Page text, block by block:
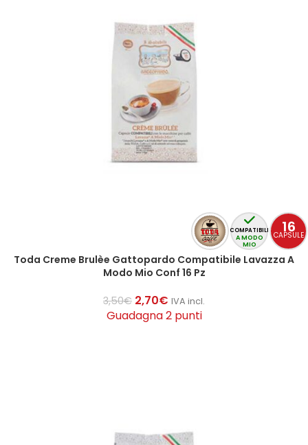
16
CAPSULE
COMPATIBILI
A MODO
MIO
Toda Creme Brulèe Gattopardo Compatibile Lavazza A
Modo Mio Conf 16 Pz
3,50€ 2,70€ IVA incl.
Guadagna 2 punti